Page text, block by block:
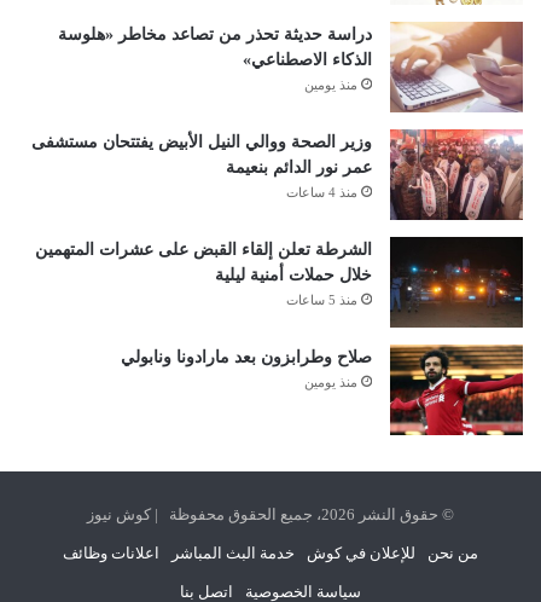
دراسة حديثة تحذر من تصاعد مخاطر «هلوسة
الذكاء الاصطناعي»
منذ يومين
وزير الصحة ووالي النيل الأبيض يفتتحان مستشفى
عمر نور الدائم بنعيمة
منذ 4 ساعات
الشرطة تعلن إلقاء القبض على عشرات المتهمين
خلال حملات أمنية ليلية
منذ 5 ساعات
صلاح وطرابزون بعد مارادونا ونابولي
منذ يومين
© حقوق النشر 2026، جميع الحقوق محفوظة | كوش نيوز
من نحن للإعلان في كوش خدمة البث المباشر اعلانات وظائف
سياسة الخصوصية اتصل بنا